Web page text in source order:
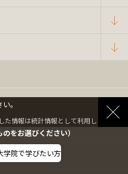
。
情報は統計情報として利用します。
をお選びください）
学院で学びたい方